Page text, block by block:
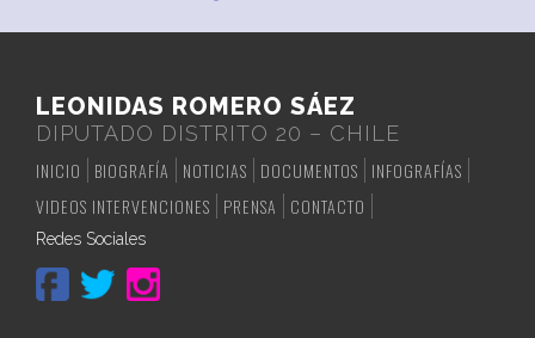
LEONIDAS ROMERO SÁEZ
DIPUTADO DISTRITO 20 – CHILE
INICIO
BIOGRAFÍA NOTICIAS DOCUMENTOS
INFOGRAFÍAS
VIDEOS INTERVENCIONES
PRENSA CONTACTO
Redes Sociales